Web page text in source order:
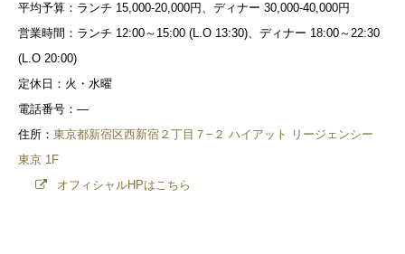
平均予算：ランチ 15,000-20,000円、ディナー 30,000-40,000円
営業時間：ランチ 12:00～15:00 (L.O 13:30)、ディナー 18:00～22:30
(L.O 20:00)
定休日：火・水曜
電話番号：―
住所： 東京都新宿区西新宿２丁目７−２ ハイアット リージェンシー
東京 1F
オフィシャルHPはこちら